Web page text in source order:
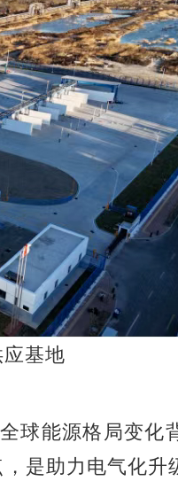
基地
球能源格局变化
是助力电气化升